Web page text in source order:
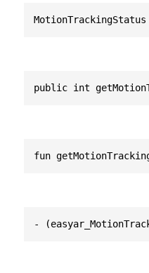
public int
fun
-